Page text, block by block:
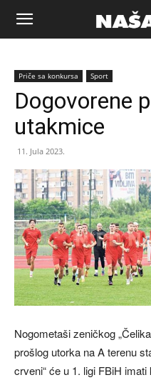
Naša
riječ
Priče sa konkursa Sport
Dogovorene
utakmice
11. Jula 2023.
Nogometaši zeničkog
prošlog utorka na A terenu
crveni“ će u 1. ligi FBiH